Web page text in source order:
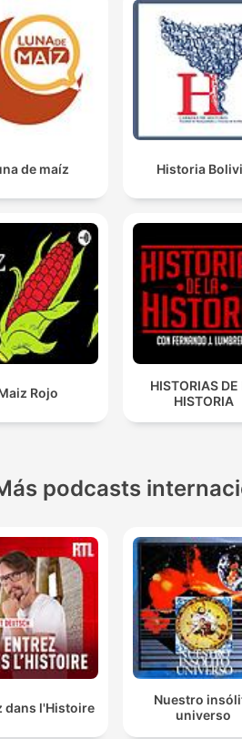
de maíz Historia
Rojo
HISTORIAS DE
HISTORIA
podcasts
dans l'Histoire
Nuestro
universo